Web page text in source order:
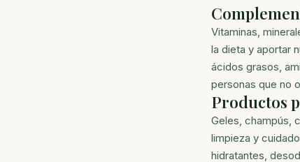
Vitaminas,
la dieta y aportar
ácidos grasos,
personas que no
Productos
Geles, champús,
limpieza y
hidratantes,